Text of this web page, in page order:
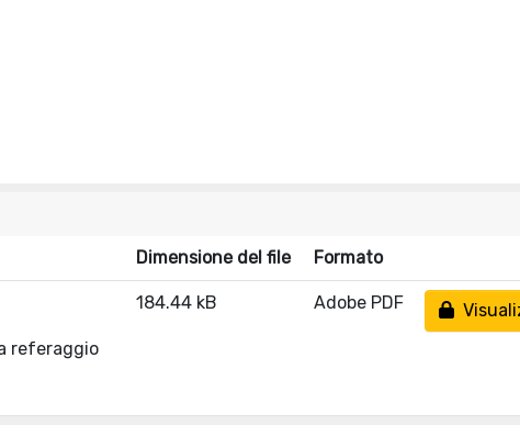
Dimensione del file Formato
referaggio
184.44 kB Adobe PDF